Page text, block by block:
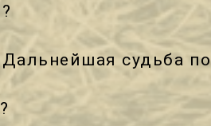
?
Дальнейшая судьба
?